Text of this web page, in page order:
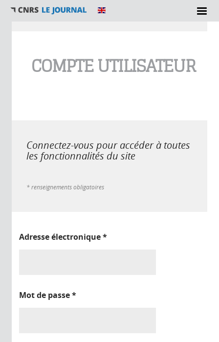
COMPTE UTILISATEUR
Connectez-vous pour accéder à toutes
les fonctionnalités du site
* renseignements obligatoires
Adresse électronique*
Mot de passe*